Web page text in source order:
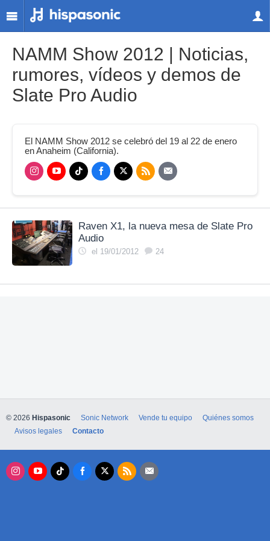
NAMM Show 2012 | Noticias,
rumores, vídeos y demos de
Slate Pro Audio
El NAMM Show 2012 se celebró del 19 al 22 de enero
en Anaheim (California).
Raven X1, la nueva mesa de Slate Pro
Audio
el 19/01/2012 24
© 2026 Hispasonic Sonic Network Vende tu equipo
Quiénes somos
Avisos legales
Contacto